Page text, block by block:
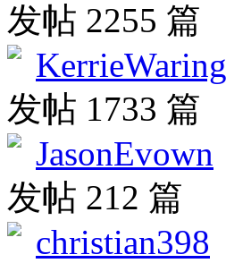
发帖 2255 篇
KerrieWaring
发帖 1733 篇
JasonEvown
发帖 212 篇
christian398